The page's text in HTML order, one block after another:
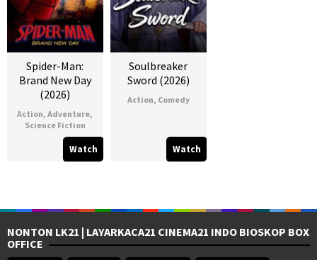
Spider-Man:
Brand New Day
(2026)
Action,Adventure,
Science Fiction
Watch
Soulbreaker
Sword (2026)
Action, Comedy
Watch
NONTON LK21 | LAYARKACA21 CINEMA21 INDO BIOSKOP BOX
OFFICE